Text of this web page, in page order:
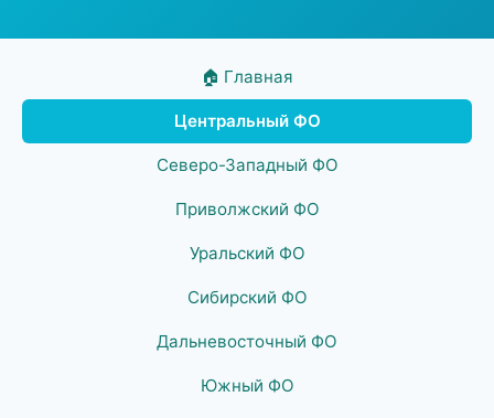
🏠 Главная
Центральный ФО
Северо-Западный ФО
Приволжский ФО
Уральский ФО
Сибирский ФО
Дальневосточный ФО
Южный ФО